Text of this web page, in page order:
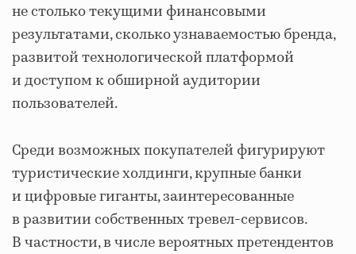
не столько текущими финансовыми
результатами, сколько узнаваемостью бренда,
развитой технологической платформой
и доступом к обширной аудитории
пользователей.
Среди возможных покупателей фигурируют
туристические холдинги, крупные банки
и цифровые гиганты, заинтересованные
в развитии собственных тревел‐сервисов.
В частности, в числе вероятных претендентов